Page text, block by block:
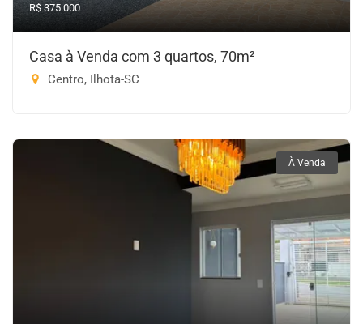
R$ 375.000
Casa à Venda com 3 quartos, 70m²
Centro, Ilhota-SC
À Venda